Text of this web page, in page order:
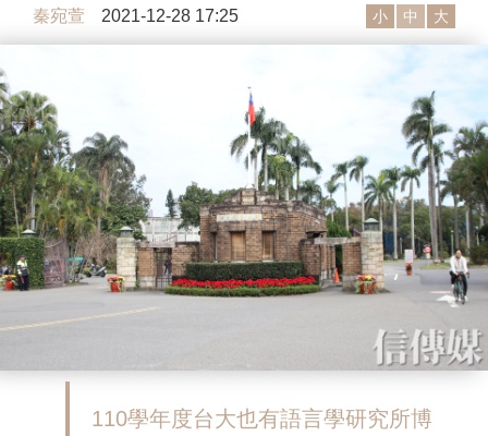
秦宛萱 2021-12-28 17:25 小 中 大
110學年度台大也有語言學研究所博